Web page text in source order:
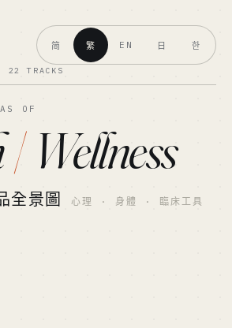
简 繁 EN 日 한
TRACKS
OF
/ Wellness
全景圖 心理 · 身體 · 臨床工具